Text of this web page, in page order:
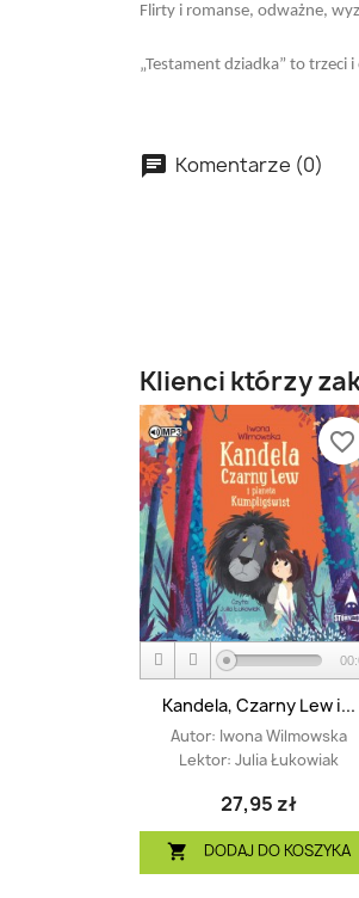
Flirty i romanse, odważne,
„Testament dziadka” to
Komentarze (0)
Klienci którzy
Kandela, Czarny Lew i...
Autor: Iwona Wilmowska
Lektor: Julia Łukowiak
27,95 zł
 DODAJ DO KOSZYKA
favorite_border